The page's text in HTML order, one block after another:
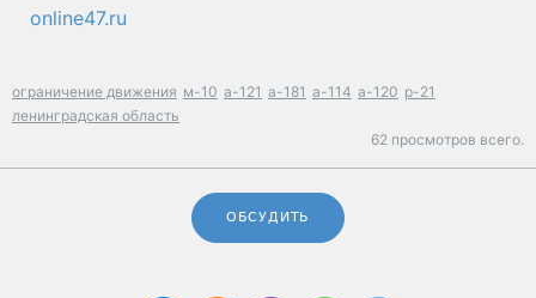
online47.ru
ограничение движения м-10 а-121 а-181 а-114 а-120 р-21
ленинградская область
62 просмотров всего.
ОБСУДИТЬ